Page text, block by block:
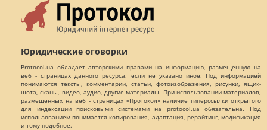
Юридические оговорки
Protocol.ua обладает авторскими правами на информацию, размещенную на
веб - страницах данного ресурса, если не указано иное. Под информацией
понимаются тексты, комментарии, статьи, фотоизображения, рисунки, ящик-
шота, сканы, видео, аудио, другие материалы. При использовании материалов,
размещенных на веб - страницах «Протокол» наличие гиперссылки открытого
для индексации поисковыми системами на protocol.ua обязательна. Под
использованием понимается копирования, адаптация, рерайтинг, модификация
и тому подобное.